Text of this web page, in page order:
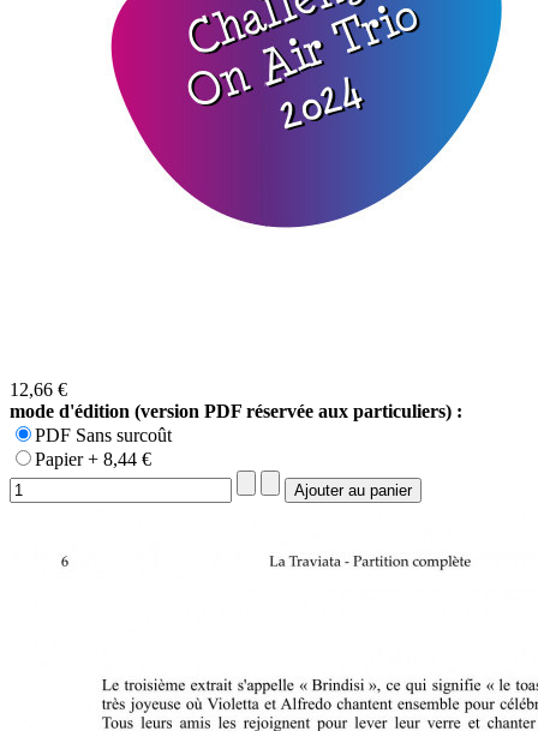
12,66 €
mode d'édition (version PDF réservée aux particuliers) :
PDF Sans surcoût
Papier + 8,44 €